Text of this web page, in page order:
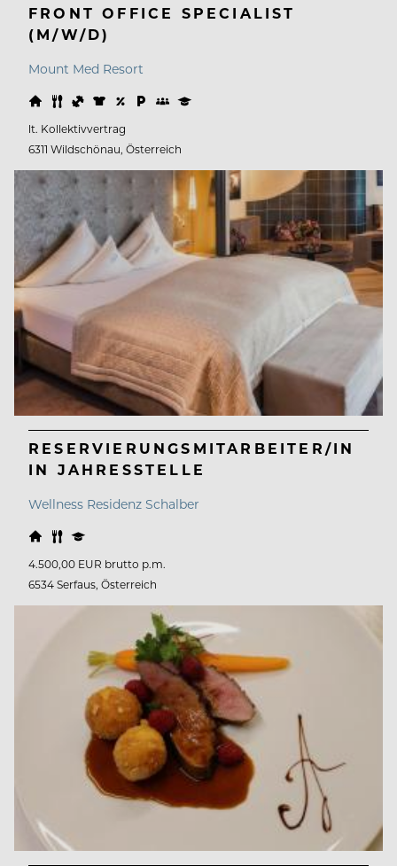
FRONT OFFICE SPECIALIST
(M/W/D)
Mount Med Resort
lt. Kollektivvertrag
6311 Wildschönau, Österreich
RESERVIERUNGSMITARBEITER/IN
IN JAHRESSTELLE
Wellness Residenz Schalber
4.500,00 EUR brutto p.m.
6534 Serfaus, Österreich